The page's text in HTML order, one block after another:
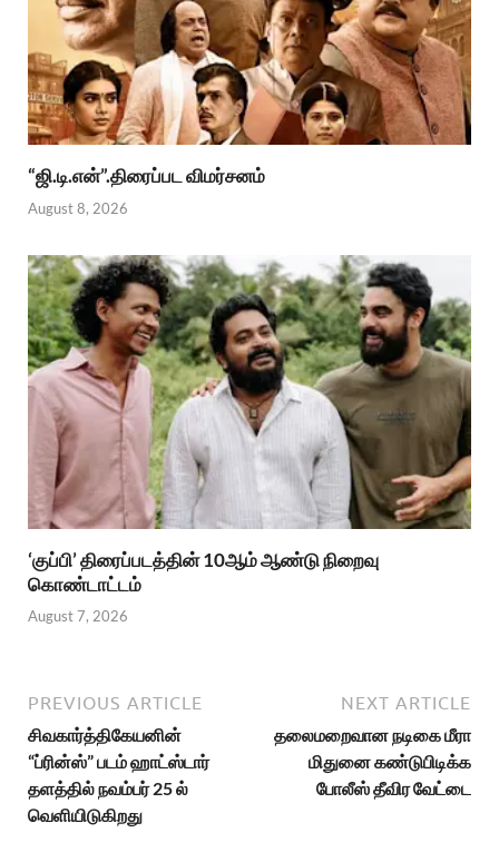
“ஜி.டி.என்”.திரைப்பட விமர்சனம்
August 8, 2026
‘குப்பி’ திரைப்படத்தின் 10ஆம் ஆண்டு நிறைவு
கொண்டாட்டம்
August 7, 2026
PREVIOUS ARTICLE
சிவகார்த்திகேயனின்
“ப்ரின்ஸ்” படம் ஹாட்ஸ்டார்
தளத்தில் நவம்பர் 25 ல்
வெளியிடுகிறது
NEXT ARTICLE
தலைமறைவான நடிகை மீரா
மிதுனை கண்டுபிடிக்க
போலீஸ் தீவிர வேட்டை